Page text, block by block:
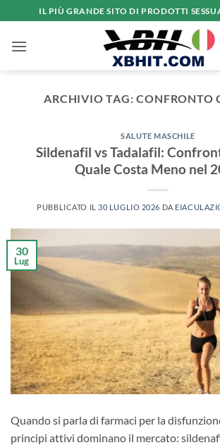
ai
contenuti
IL PIÙ GRANDE SITO DI PRODOTTI
ARCHIVIO TAG:CONFRONTO
SALUTE MASCHILE
Sildenafil vs Tadalafil:
Quale Costa Meno nel
PUBBLICATO IL 30 LUGLIO 2026 DA
30
Lug
Quando si parla di farmaci per la
principi attivi dominano il mercato: